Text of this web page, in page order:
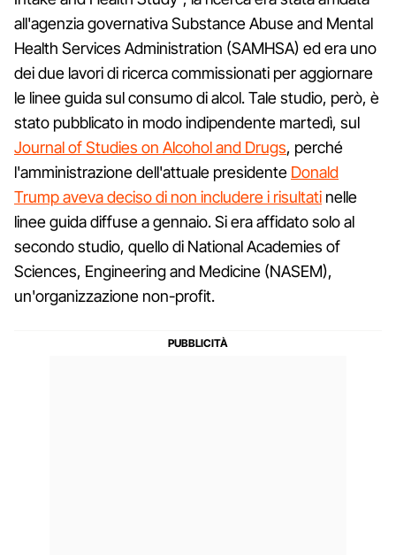
all'agenzia governativa Substance Abuse and Mental
Health Services Administration (SAMHSA) ed era uno
dei due lavori di ricerca commissionati per aggiornare
le linee guida sul consumo di alcol. Tale studio, però, è
stato pubblicato in modo indipendente martedì, sul
Journal of Studies on Alcohol and Drugs, perché
l'amministrazione dell'attuale presidente Donald
Trump aveva deciso di non includere i risultati nelle
linee guida diffuse a gennaio. Si era affidato solo al
secondo studio, quello di National Academies of
Sciences, Engineering and Medicine (NASEM),
un'organizzazione non-profit.